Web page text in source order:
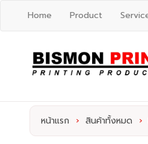
Home Product
หน้าแรก › สินค้าทั้งหมด ›